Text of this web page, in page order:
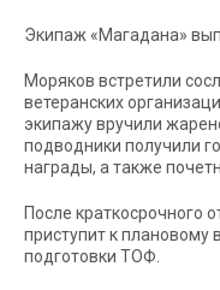
Экипаж «Магадана»
Моряков встретили
ветеранских
экипажу вручили
подводники получили
награды, а также
После краткосрочного
приступит к
подготовки ТОФ.